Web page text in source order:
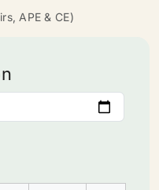
APE & CE)